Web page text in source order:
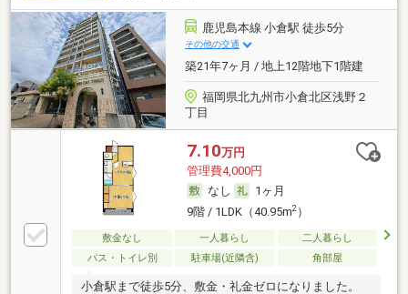
鹿児島本線 小倉駅 徒歩5分
その他の交通
築21年7ヶ月 / 地上12階地下1階建
福岡県北九州市小倉北区浅野２
丁目
7.10万円
管理費4,000円
なし
1ヶ月
9階 / 1LDK（40.95m2）
敷金なし 一人暮らし
二人暮らし
バス・トイレ別
駐車場(近隣含) 角部屋
小倉駅まで徒歩5分、敷金・礼金ゼロになりました。